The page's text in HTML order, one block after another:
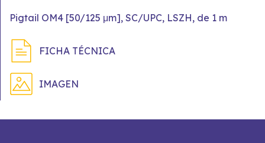
Pigtail OM4 [50/125 μm], SC/UPC, LSZH, de 1 m
FICHA TÉCNICA
IMAGEN